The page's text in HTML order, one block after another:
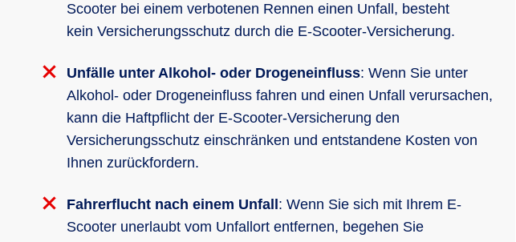
Scooter bei einem verbotenen Rennen einen Unfall, besteht
kein Versicherungsschutz durch die E-Scooter-Versicherung.
Unfälle unter Alkohol- oder Drogeneinfluss: Wenn Sie unter
Alkohol- oder Drogeneinfluss fahren und einen Unfall verursachen,
kann die Haftpflicht der E-Scooter-Versicherung den
Versicherungsschutz einschränken und entstandene Kosten von
Ihnen zurückfordern.
Fahrerflucht nach einem Unfall : Wenn Sie sich mit Ihrem E-
Scooter unerlaubt vom Unfallort entfernen, begehen Sie